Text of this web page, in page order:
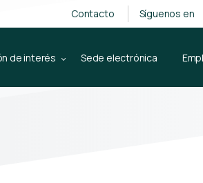
Contacto Síguenos en
de interés Sede electrónica